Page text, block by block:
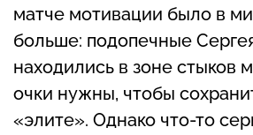
матче мотивации было в
больше: подопечные
находились в зоне стыков
очки нужны, чтобы
«элите». Однако что-то